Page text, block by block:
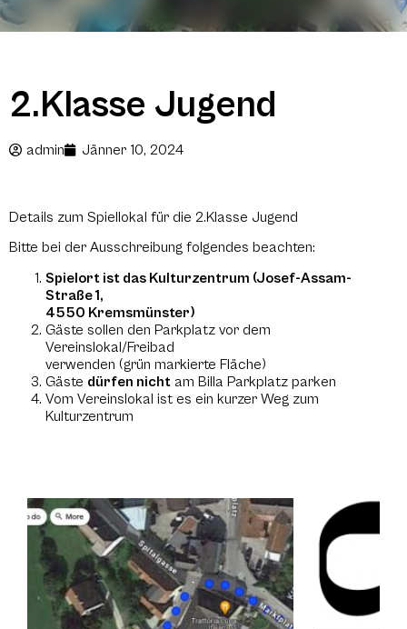
2.Klasse Jugend
admin Jänner 10, 2024
Details zum Spiellokal für die 2.Klasse Jugend
Bitte bei der Ausschreibung folgendes beachten:
Spielort ist das Kulturzentrum (Josef-Assam-
Straße 1,
4550 Kremsmünster)
Gäste sollen den Parkplatz vor dem
Vereinslokal/Freibad
verwenden (grün markierte Fläche)
Gäste dürfen nicht am Billa Parkplatz parken
Vom Vereinslokal ist es ein kurzer Weg zum
Kulturzentrum